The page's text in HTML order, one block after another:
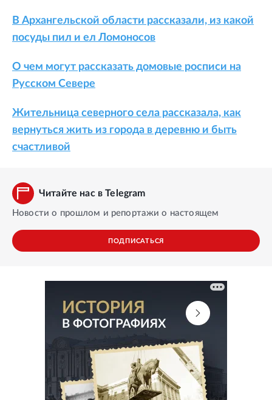
В Архангельской области рассказали, из какой
посуды пил и ел Ломоносов
О чем могут рассказать домовые росписи на
Русском Севере
Жительница северного села рассказала, как
вернуться жить из города в деревню и быть
счастливой
Читайте нас в Telegram
Новости о прошлом и репортажи о настоящем
ПОДПИСАТЬСЯ